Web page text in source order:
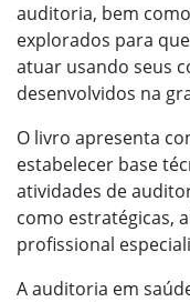
auditoria, bem
explorados para
atuar usando seus
desenvolvidos na
O livro apresenta
estabelecer base
atividades de
como estratégicas,
profissional
A auditoria em